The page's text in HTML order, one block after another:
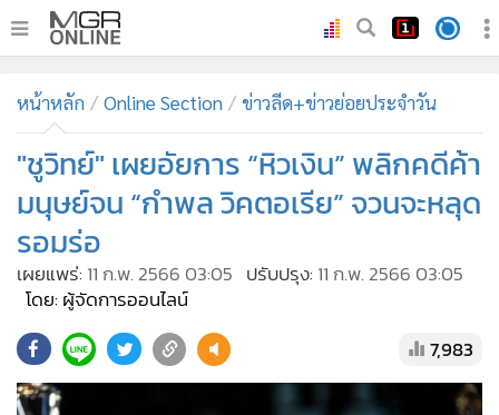
ทันเหตุการณ์
• ภาคใต้
ภูมิภาค
Online Section
• บันเทิง
ผู้จัดการรายวัน
• ละคร
• CbizReview
หน้าหลัก Online Section ข่าวลีด+ข่าวย่อยประจำวัน
"ชูวิทย์" เผยอัยการ “หิวเงิน” พลิกคดีค้า
มนุษย์จน “กำพล วิคตอเรีย” จวนจะหลุด
รอมร่อ
เผยแพร่: 11 ก.พ. 2566 03:05 ปรับปรุง: 11 ก.พ. 2566 03:05
โดย: ผู้จัดการออนไลน์
7,983